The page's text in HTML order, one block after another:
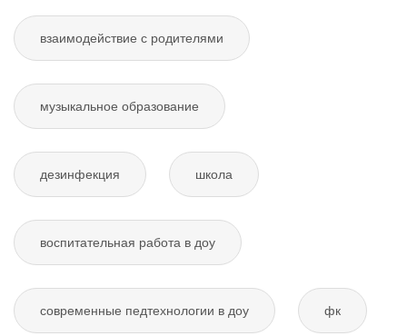
взаимодействие с родителями
музыкальное образование
дезинфекция школа
воспитательная работа в доу
современные педтехнологии в доу фк